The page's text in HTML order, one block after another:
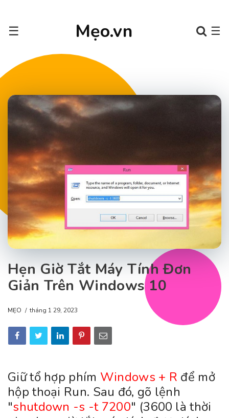
Mẹo.vn
☰ ☰
Hẹn Giờ Tắt Máy Tính Đơn
Giản Trên Windows 10
MẸO tháng 1 29, 2023
Giữ tổ hợp phím Windows + R để mở
hộp thoại Run. Sau đó, gõ lệnh
"shutdown -s -t 7200" (3600 là thời